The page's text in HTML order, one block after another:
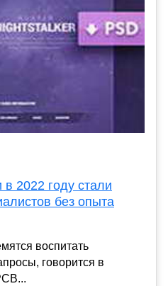
в 2022 году стали
без опыта
воспитать
говорится в